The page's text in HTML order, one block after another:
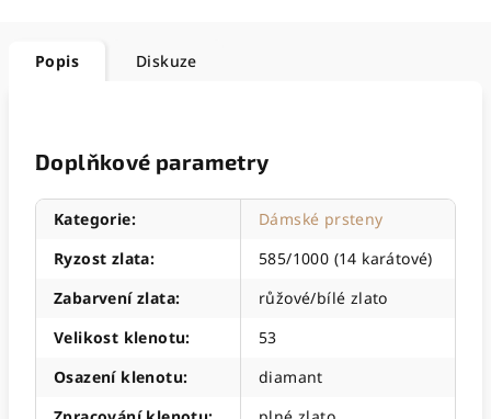
Popis Diskuze
Doplňkové parametry
Kategorie:
Dámské prsteny
Ryzost zlata:
585/1000 (14 karátové)
Zabarvení zlata:
růžové/bílé zlato
Velikost klenotu:
53
Osazení klenotu:
diamant